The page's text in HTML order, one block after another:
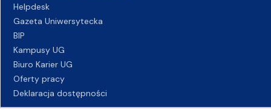
Helpdesk
Gazeta Uniwersytecka
BIP
Kampusy UG
Biuro Karier UG
Oferty pracy
Deklaracja dostępności